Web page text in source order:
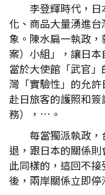
李登輝時代，
化、商品大量湧進
象。陳水扁一執政
案）小組」，讓日
當於大使館「武官
灣「實驗性」的允
赴日旅客的護照和
務），…。
每當獨派執政
退，跟日本的關係
此同樣的，這回不
後，兩岸關係立即停